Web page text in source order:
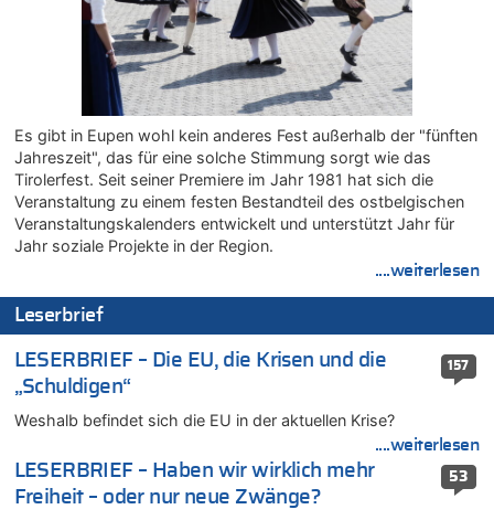
mehr als 111 Millionen €
08.08.2026 - 17:46 von Der Alte zu
Belgier knackt Jackpot bei Lotterie EuroMillions und gewinnt
mehr als 111 Millionen €
08.08.2026 - 17:45 von Der Alte zu
Zwölf Jahre nach Aachener Bankraub: 70-Jähriger gefasst
08.08.2026 - 17:43 von Der Alte zu
Leipzig, Mechernich und die Frage: Wer steckt hinter den
Drohnen mit Strengstoff? War es Russland?
08.08.2026 - 17:16 von Bingo zu
Zweite Hitzewelle in diesem Sommer ist jetzt amtlich
08.08.2026 - 16:20 von Russentrolle zu
Leipzig, Mechernich und die Frage: Wer steckt hinter den
Drohnen mit Strengstoff? War es Russland?
08.08.2026 - 15:34 von JoKrings zu
Leipzig, Mechernich und die Frage: Wer steckt hinter den
Drohnen mit Strengstoff? War es Russland?
Mehrere Menschen in Londons City niedergestochen
08.08.2026 - 15:19 von Guido Scholzen zu
Es gibt in Eupen wohl kein anderes Fest außerhalb der "fünften
Jahreszeit", das für eine solche Stimmung sorgt wie das
Tirolerfest. Seit seiner Premiere im Jahr 1981 hat sich die
Veranstaltung zu einem festen Bestandteil des ostbelgischen
Veranstaltungskalenders entwickelt und unterstützt Jahr für
Jahr soziale Projekte in der Region.
....weiterlesen
Leserbrief
157
LESERBRIEF – Die EU, die Krisen und die
„Schuldigen“
Weshalb befindet sich die EU in der aktuellen Krise?
....weiterlesen
53
LESERBRIEF – Haben wir wirklich mehr
Freiheit – oder nur neue Zwänge?